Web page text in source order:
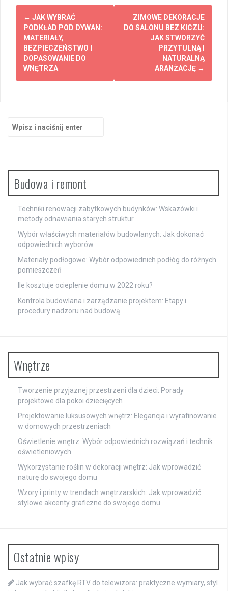
Zobacz
wpisy
← JAK WYBRAĆ
PODKŁAD POD DYWAN:
MATERIAŁY,
BEZPIECZEŃSTWO I
DOPASOWANIE DO
WNĘTRZA
ZIMOWE DEKORACJE
DO SALONU BEZ KICZU:
JAK STWORZYĆ
PRZYTULNĄ I
NATURALNĄ
ARANŻACJĘ →
Budowa i remont
Techniki renowacji zabytkowych budynków: Wskazówki i
metody odnawiania starych struktur
Wybór właściwych materiałów budowlanych: Jak dokonać
odpowiednich wyborów
Materiały podłogowe: Wybór odpowiednich podłóg do różnych
pomieszczeń
Ile kosztuje ocieplenie domu w 2022 roku?
Kontrola budowlana i zarządzanie projektem: Etapy i
procedury nadzoru nad budową
Wnętrze
Tworzenie przyjaznej przestrzeni dla dzieci: Porady
projektowe dla pokoi dziecięcych
Projektowanie luksusowych wnętrz: Elegancja i wyrafinowanie
w domowych przestrzeniach
Oświetlenie wnętrz: Wybór odpowiednich rozwiązań i technik
oświetleniowych
Wykorzystanie roślin w dekoracji wnętrz: Jak wprowadzić
naturę do swojego domu
Wzory i printy w trendach wnętrzarskich: Jak wprowadzić
stylowe akcenty graficzne do swojego domu
Ostatnie wpisy
Jak wybrać szafkę RTV do telewizora: praktyczne wymiary, styl